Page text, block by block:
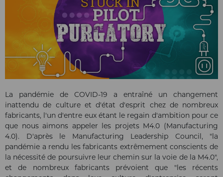
La pandémie de COVID-19 a entraîné un changement
inattendu de culture et d'état d'esprit chez de nombreux
fabricants, l'un d'entre eux étant le regain d'ambition pour ce
que nous aimons appeler les projets M4.0 (Manufacturing
4.0). D'après le Manufacturing Leadership Council, "la
pandémie a rendu les fabricants extrêmement conscients de
la nécessité de poursuivre leur chemin sur la voie de la M4.0",
et de nombreux fabricants prévoient que "les récents